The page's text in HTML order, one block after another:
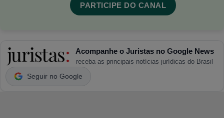
PARTICIPE DO CANAL
Acompanhe o Juristas no Google News
receba as principais notícias jurídicas do Brasil
Seguir no Google